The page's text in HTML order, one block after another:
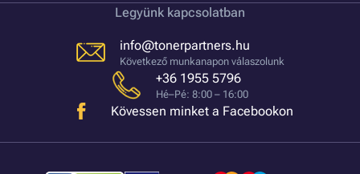
Legyünk kapcsolatban
info@tonerpartners.hu
Következő munkanapon válaszolunk
+36 1955 5796
Hé–Pé: 8:00 – 16:00
Kövessen minket a Facebookon